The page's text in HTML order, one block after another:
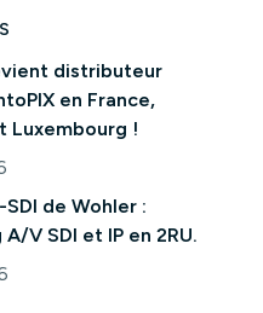
distributeur
en France,
Luxembourg !
"TEVIOS devient
SDI de Wohler :
V SDI et IP en 2RU.